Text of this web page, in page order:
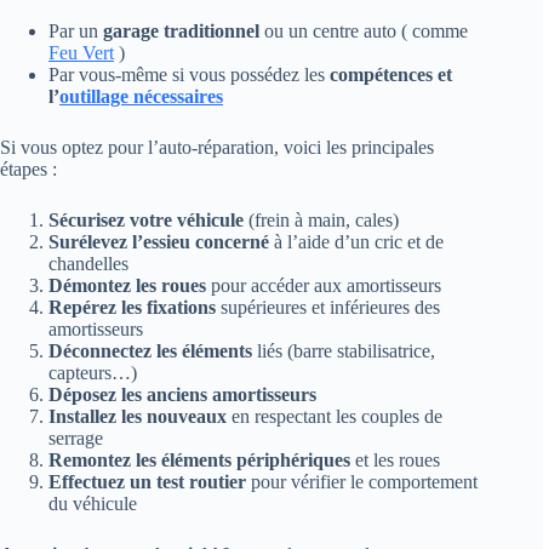
Par un garage traditionnel ou un centre auto ( comme
Feu Vert )
Par vous-même si vous possédez les compétences et
l’outillage nécessaires
Si vous optez pour l’auto-réparation, voici les principales
étapes :
Sécurisez votre véhicule (frein à main, cales)
Surélevez l’essieu concerné à l’aide d’un cric et de
chandelles
Démontez les roues pour accéder aux amortisseurs
Repérez les fixations supérieures et inférieures des
amortisseurs
Déconnectez les éléments liés (barre stabilisatrice,
capteurs…)
Déposez les anciens amortisseurs
Installez les nouveaux en respectant les couples de
serrage
Remontez les éléments périphériques et les roues
Effectuez un test routier pour vérifier le comportement
du véhicule